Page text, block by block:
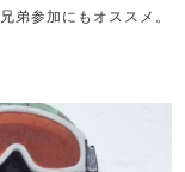
弟参加にもオススメ。